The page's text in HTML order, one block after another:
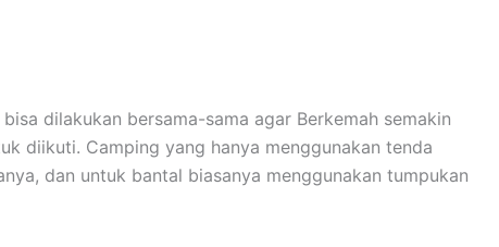
dilakukan bersama-sama agar Berkemah semakin
diikuti. Camping yang hanya menggunakan tenda
dan untuk bantal biasanya menggunakan tumpukan